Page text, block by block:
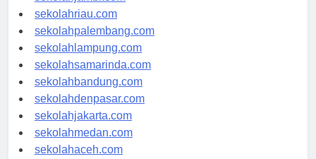
sekolahjambi.com
sekolahriau.com
sekolahpalembang.com
sekolahlampung.com
sekolahsamarinda.com
sekolahbandung.com
sekolahdenpasar.com
sekolahjakarta.com
sekolahmedan.com